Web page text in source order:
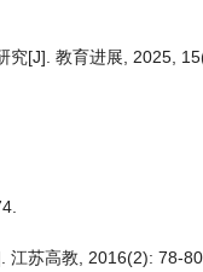
究[J]. 教育进展, 2025,
江苏高教, 2016(2): 78-80.